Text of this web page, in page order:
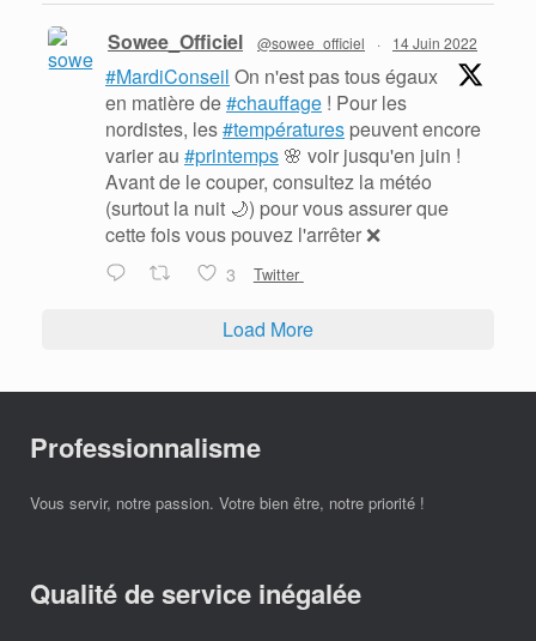
Sowee_Officiel @sowee_officiel · 14 Juin 2022
#MardiConseil On n'est pas tous égaux
en matière de#chauffage ! Pour les
nordistes, les#températures peuvent encore
varier au #printemps 🌸 voir jusqu'en juin !
Avant de le couper, consultez la météo
(surtout la nuit 🌙) pour vous assurer que
cette fois vous pouvez l'arrêter ❌
3 Twitter
Load More
Professionnalisme
Vous servir, notre passion. Votre bien être, notre priorité !
Qualité de service inégalée